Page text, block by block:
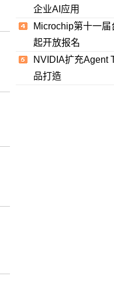
企业AI应用
Microchip第十一
起开放报名
NVIDIA扩充Agent
品打造